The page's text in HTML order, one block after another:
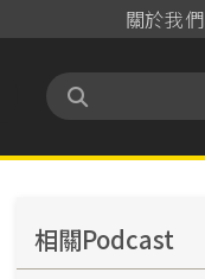
關於我們
相關Podcast